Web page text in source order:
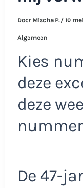
Door Mischa P. / 10
Algemeen
Kies
deze
deze
nummer
De 47-